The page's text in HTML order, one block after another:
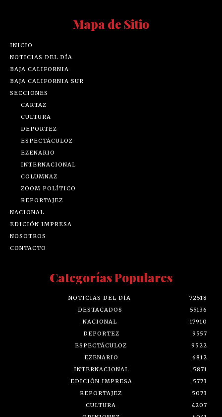
Mapa de Sitio
INICIO
NOTICIAS DEL DÍA
BAJA CALIFORNIA
BAJA CALIFORNIA SUR
SECCIONES
CARTAZ
CULTURA
DEPORTEZ
ESPECTÁCULOZ
EZENARIO
INTERNACIONAL
COLUMNAZ
ZOOM POLÍTICO
REPORTAJEZ
NACIONAL
EDICIÓN IMPRESA
NOSOTROS
CONTACTO
Categorías Populares
NOTICIAS DEL DÍA
72518
DESTACADOS
55136
NACIONAL
17910
DEPORTEZ
9557
ESPECTÁCULOZ
9522
EZENARIO
6812
INTERNACIONAL
5871
EDICIÓN IMPRESA
5773
REPORTAJEZ
5073
CULTURA
4207